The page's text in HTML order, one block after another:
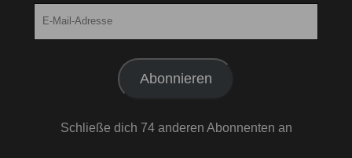
Abonnieren
Schließe dich 74 anderen Abonnenten an